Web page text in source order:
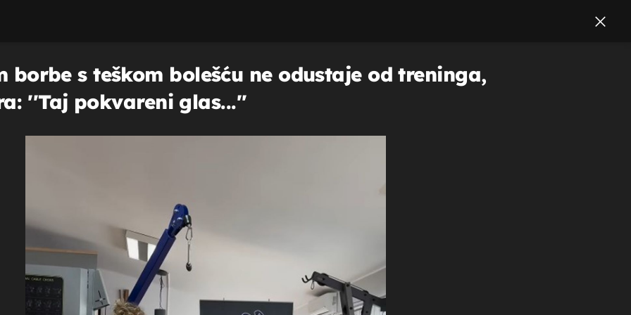
s teškom bolešću ne odustaje od treninga,
''Taj pokvareni glas...''